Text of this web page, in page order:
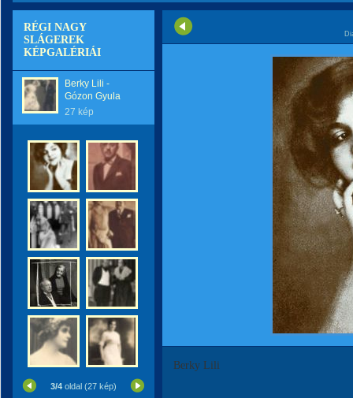
RÉGI NAGY
SLÁGEREK
KÉPGALÉRIÁI
Berky Lili -
Gózon Gyula
27 kép
3/4 oldal (27 kép)
Berky Lili